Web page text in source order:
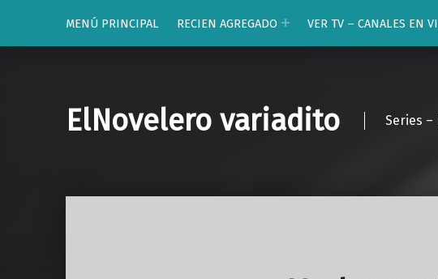
MENÚ PRINCIPAL
RECIEN AGREGADO VER TV – CANALES EN
ElNovelero variadito Series –